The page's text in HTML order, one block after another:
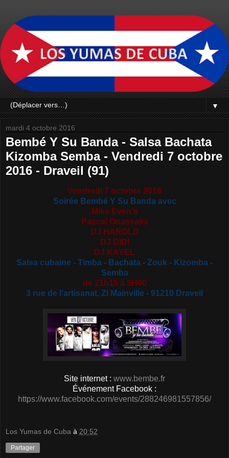
▼
mardi 4 octobre 2016
Bembé Y Su Banda - Salsa Bachata
Kizomba Semba - Vendredi 7 octobre
2016 - Draveil (91)
Vendredi 7 octobre 2016
Soirée Bembé Y Su Banda avec
Mike Even's
Pascal Onassaka
DJ HAROLD
DJ DIDI
DJ KAYEL
Salsa cubaine - Timba - Bachata - Zouk - Kizomba -
Semba
de 21h15 à 5H00
3 rue de l'artisanat, ZI Mainville - 91210 Draveil
Site internet : www.bembe.fr
Événement Facebook :
https://www.facebook.com/events/288246981557856/
Los Yumas de Cuba à 20:52
Partager